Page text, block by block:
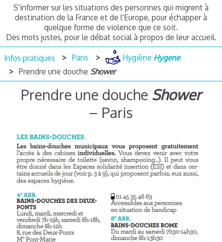
S'informer sur les situations des personnes qui migrent à
destination de la France et de l'Europe, pour échapper à
quelque forme de violence que ce soit.
Des mots justes, pour le débat social à propos de leur accueil.
Infos pratiques Paris Hygiène Hygene
Prendre une douche Shower
Prendre une douche Shower
– Paris